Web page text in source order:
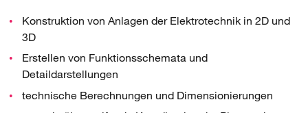
Konstruktion von Anlagen der Elektrotechnik in 2D und
3D
Erstellen von Funktionsschemata und
Detaildarstellungen
technische Berechnungen und Dimensionierungen